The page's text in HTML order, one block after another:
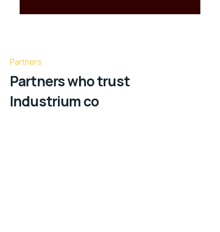
Partners
Partners who trust
Industrium co